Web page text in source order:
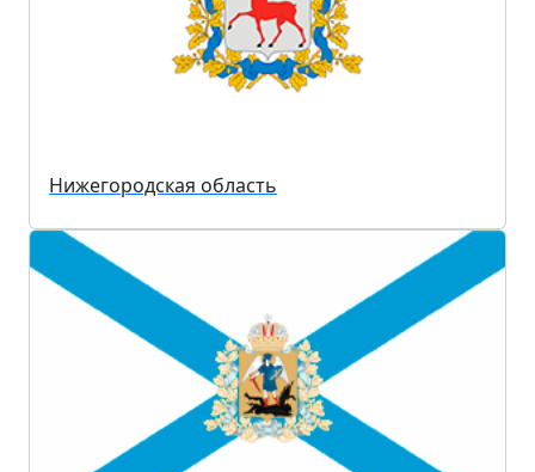
Нижегородская область